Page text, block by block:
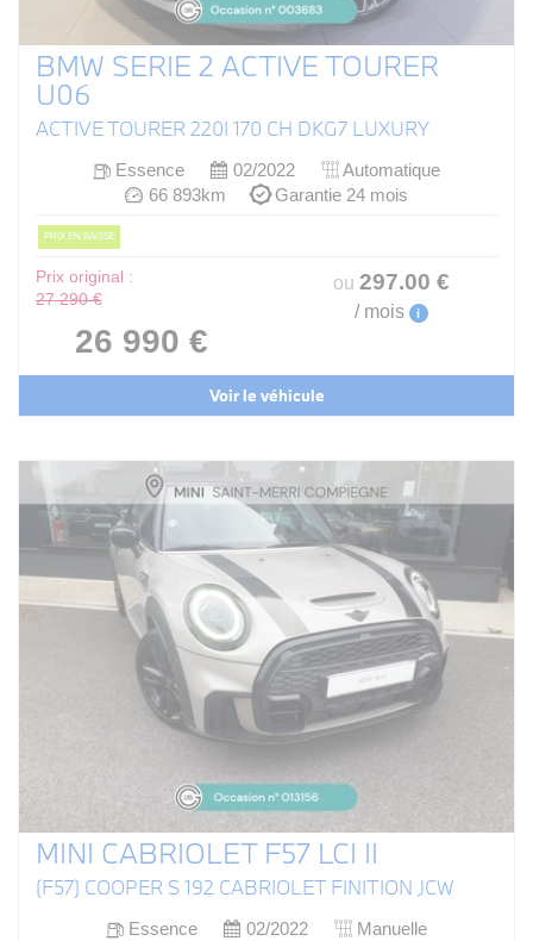
BMW SERIE 2 ACTIVE TOURER
U06
ACTIVE TOURER 220I 170 CH DKG7 LUXURY
Essence 02/2022
Automatique
66 893km
Garantie 24 mois
PRIX EN BAISSE
Prix original :
27 290 €
26 990 €
ou 297.00 €
/ mois i
Voir le véhicule
MINI CABRIOLET F57 LCI II
(F57) COOPER S 192 CABRIOLET FINITION JCW
Essence 02/2022
Manuelle